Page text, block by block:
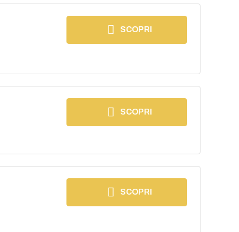
SCOPRI
SCOPRI
SCOPRI